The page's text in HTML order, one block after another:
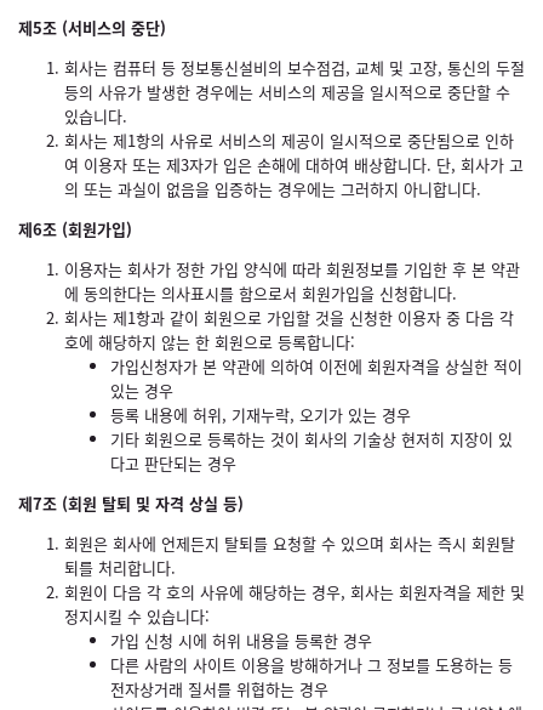
제5조 (서비스의 중단)
회사는 컴퓨터 등 정보통신설비의 보수점검, 교체 및 고장, 통신의 두절
등의 사유가 발생한 경우에는 서비스의 제공을 일시적으로 중단할 수
있습니다.
회사는 제1항의 사유로 서비스의 제공이 일시적으로 중단됨으로 인하
여 이용자 또는 제3자가 입은 손해에 대하여 배상합니다. 단, 회사가 고
의 또는 과실이 없음을 입증하는 경우에는 그러하지 아니합니다.
제6조 (회원가입)
이용자는 회사가 정한 가입 양식에 따라 회원정보를 기입한 후 본 약관
에 동의한다는 의사표시를 함으로서 회원가입을 신청합니다.
회사는 제1항과 같이 회원으로 가입할 것을 신청한 이용자 중 다음 각
호에 해당하지 않는 한 회원으로 등록합니다:
가입신청자가 본 약관에 의하여 이전에 회원자격을 상실한 적이
있는 경우
등록 내용에 허위, 기재누락, 오기가 있는 경우
기타 회원으로 등록하는 것이 회사의 기술상 현저히 지장이 있
다고 판단되는 경우
제7조 (회원 탈퇴 및 자격 상실 등)
회원은 회사에 언제든지 탈퇴를 요청할 수 있으며 회사는 즉시 회원탈
퇴를 처리합니다.
회원이 다음 각 호의 사유에 해당하는 경우, 회사는 회원자격을 제한 및
정지시킬 수 있습니다:
가입 신청 시에 허위 내용을 등록한 경우
다른 사람의 사이트 이용을 방해하거나 그 정보를 도용하는 등
전자상거래 질서를 위협하는 경우